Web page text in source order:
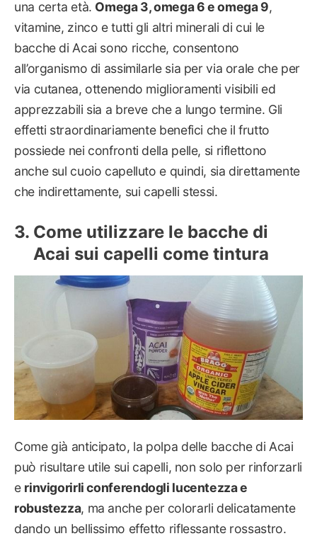
una certa età. Omega 3, omega 6 e omega 9,
vitamine, zinco e tutti gli altri minerali di cui le
bacche di Acai sono ricche, consentono
all’organismo di assimilarle sia per via orale che per
via cutanea, ottenendo miglioramenti visibili ed
apprezzabili sia a breve che a lungo termine. Gli
effetti straordinariamente benefici che il frutto
possiede nei confronti della pelle, si riflettono
anche sul cuoio capelluto e quindi, sia direttamente
che indirettamente, sui capelli stessi.
Come utilizzare le bacche di
Acai sui capelli come tintura
Come già anticipato, la polpa delle bacche di Acai
può risultare utile sui capelli, non solo per rinforzarli
e rinvigorirli conferendogli lucentezza e
robustezza, ma anche per colorarli delicatamente
dando un bellissimo effetto riflessante rossastro.